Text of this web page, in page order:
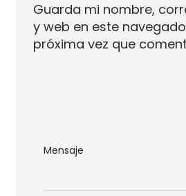
Guarda mi nombre,
y web en este
próxima vez que